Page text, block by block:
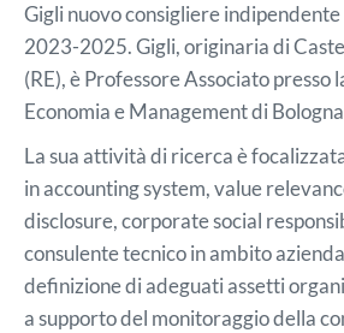
Gigli nuovo consigliere
2023-2025. Gigli, originaria di
(RE), è Professore Associato presso
Economia e Management di
La sua attività di ricerca è
in accounting system, value
disclosure, corporate social
consulente tecnico in ambito
definizione di adeguati assetti
a supporto del monitoraggio della